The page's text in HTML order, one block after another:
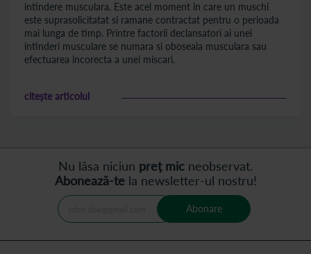
intindere musculara. Este acel moment in care un muschi
este suprasolicitatat si ramane contractat pentru o perioada
mai lunga de timp. Printre factorii declansatori ai unei
intinderi musculare se numara si oboseala musculara sau
efectuarea incorecta a unei miscari.
citește articolul
Nu lăsa niciun preț mic neobservat.
Abonează-tela newsletter-ul nostru!
Abonare